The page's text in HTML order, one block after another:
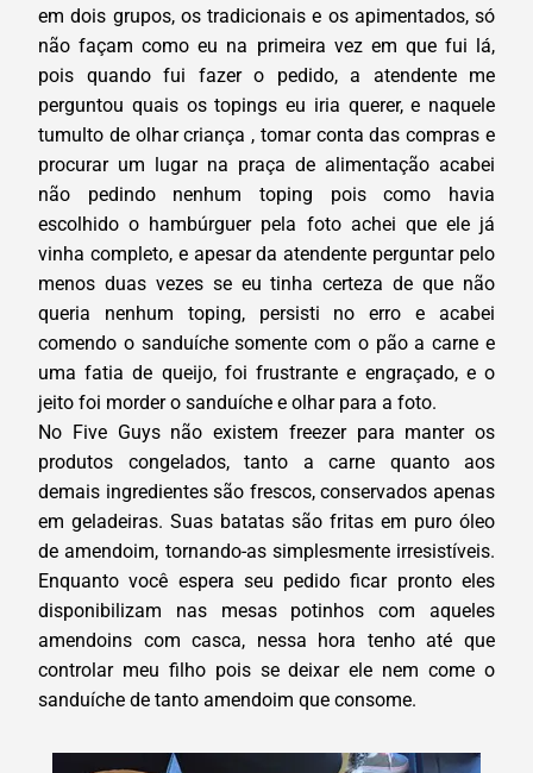
em dois grupos, os tradicionais e os apimentados, só
não façam como eu na primeira vez em que fui lá,
pois quando fui fazer o pedido, a atendente me
perguntou quais os topings eu iria querer, e naquele
tumulto de olhar criança , tomar conta das compras e
procurar um lugar na praça de alimentação acabei
não pedindo nenhum toping pois como havia
escolhido o hambúrguer pela foto achei que ele já
vinha completo, e apesar da atendente perguntar pelo
menos duas vezes se eu tinha certeza de que não
queria nenhum toping, persisti no erro e acabei
comendo o sanduíche somente com o pão a carne e
uma fatia de queijo, foi frustrante e engraçado, e o
jeito foi morder o sanduíche e olhar para a foto.
No Five Guys não existem freezer para manter os
produtos congelados, tanto a carne quanto aos
demais ingredientes são frescos, conservados apenas
em geladeiras. Suas batatas são fritas em puro óleo
de amendoim, tornando-as simplesmente irresistíveis.
Enquanto você espera seu pedido ficar pronto eles
disponibilizam nas mesas potinhos com aqueles
amendoins com casca, nessa hora tenho até que
controlar meu filho pois se deixar ele nem come o
sanduíche de tanto amendoim que consome.